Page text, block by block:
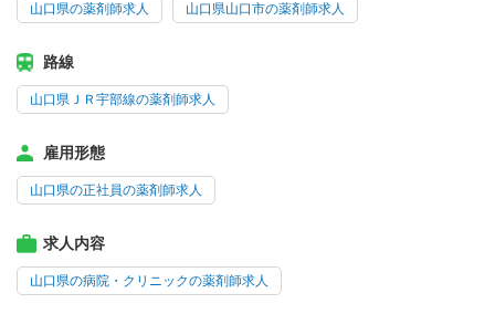
山口県の薬剤師求人 山口県山口市の薬剤師求人
路線
山口県ＪＲ宇部線の薬剤師求人
雇用形態
山口県の正社員の薬剤師求人
求人内容
山口県の病院・クリニックの薬剤師求人